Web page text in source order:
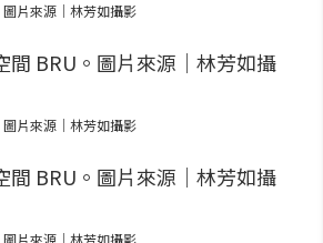
片來源｜林芳如攝影
片來源｜林芳如攝影
片來源｜林芳如攝影